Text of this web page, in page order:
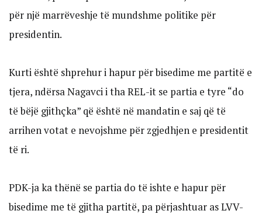
për një marrëveshje të mundshme politike për
presidentin.
Kurti është shprehur i hapur për bisedime me partitë e
tjera, ndërsa Nagavci i tha REL-it se partia e tyre “do
të bëjë gjithçka” që është në mandatin e saj që të
arrihen votat e nevojshme për zgjedhjen e presidentit
të ri.
PDK-ja ka thënë se partia do të ishte e hapur për
bisedime me të gjitha partitë, pa përjashtuar as LVV-